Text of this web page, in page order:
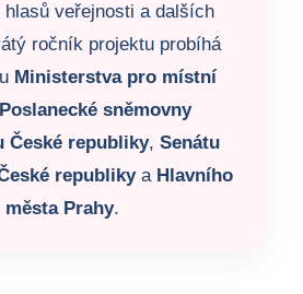
hlasů veřejnosti a dalších
ročník projektu probíhá
Ministerstva pro místní
Poslanecké sněmovny
České republiky, Senátu
republikya Hlavního
města Prahy.